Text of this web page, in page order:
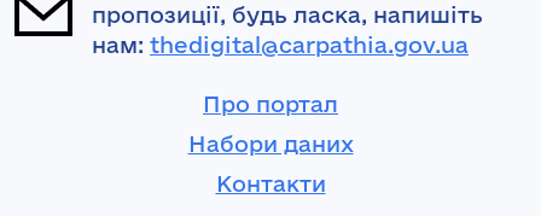
пропозиції, будь ласка, напишіть
нам: thedigital@carpathia.gov.ua
Про портал
Набори даних
Контакти